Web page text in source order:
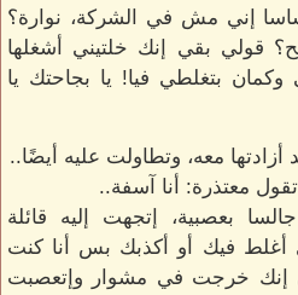
إني مش في الشركة، نوارة؟
قولي بقي إنك خلتيني أشغلها
بتغلطي فيا! يا بجاحتك يا
معه، وتطاولت عليه أيضًا..
معتذرة: أنا آسفة..
بعصبية، إتجهت إليه قائلة
فيك أو أكذبك بس أنا كنت
إنك خرجت في مشوار وإتعصبت